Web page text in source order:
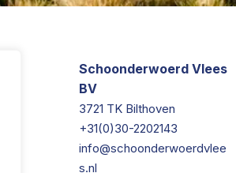
Schoonderwoerd Vlees
BV
3721 TK Bilthoven
+31(0)30-2202143
info@schoonderwoerdvlee
s.nl